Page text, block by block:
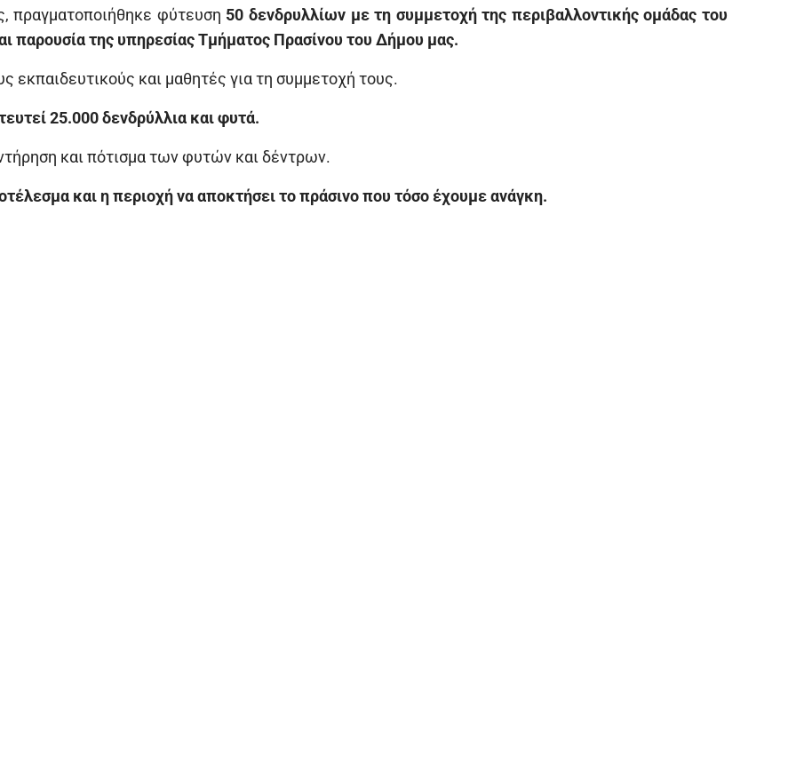
πραγματοποιήθηκε φύτευση 50 δενδρυλλίων με τη συμμετοχή της περιβαλλοντικής ομάδας του
παρουσία της υπηρεσίας Τμήματος Πρασίνου του Δήμου μας.
εκπαιδευτικούς και μαθητές για τη συμμετοχή τους.
25.000 δενδρύλλια και φυτά.
και πότισμα των φυτών και δέντρων.
και η περιοχή να αποκτήσει το πράσινο που τόσο έχουμε ανάγκη.